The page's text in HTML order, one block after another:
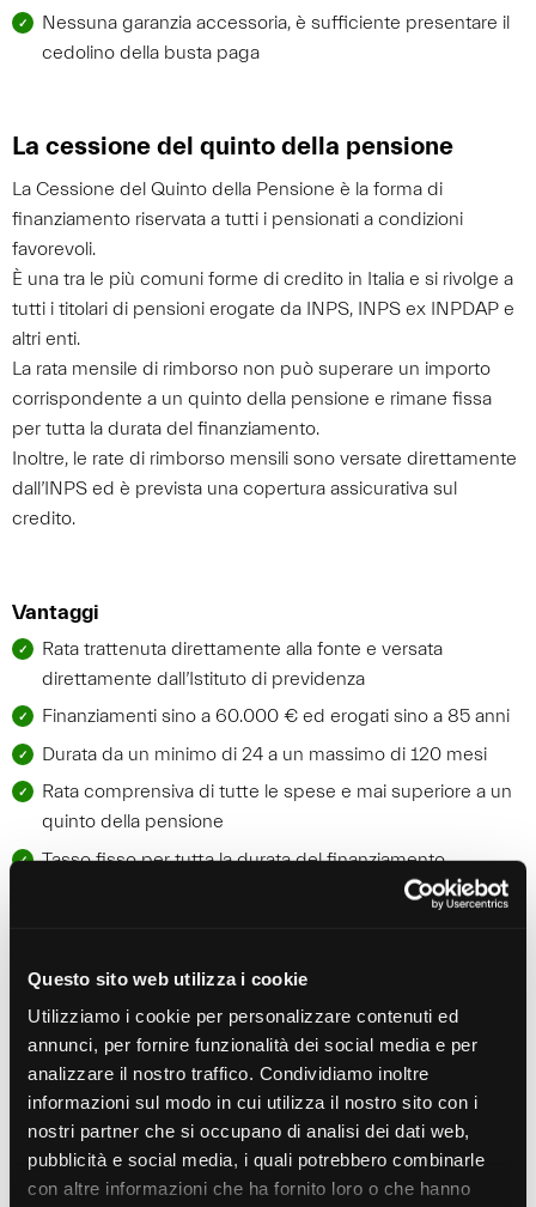
Questo sito web utilizza i cookie
Utilizziamo i cookie per personalizzare contenuti ed
annunci, per fornire funzionalità dei social media e per
analizzare il nostro traffico. Condividiamo inoltre
informazioni sul modo in cui utilizza il nostro sito con i
nostri partner che si occupano di analisi dei dati web,
pubblicità e social media, i quali potrebbero combinarle
con altre informazioni che ha fornito loro o che hanno
Nessuna garanzia accessoria, è sufficiente presentare il
cedolino della busta paga
La cessione del quinto della pensione
La Cessione del Quinto della Pensione è la forma di
finanziamento riservata a tutti i pensionati a condizioni
favorevoli.
È una tra le più comuni forme di credito in Italia e si rivolge a
tutti i titolari di pensioni erogate da INPS, INPS ex INPDAP e
altri enti.
La rata mensile di rimborso non può superare un importo
corrispondente a un quinto della pensione e rimane fissa
per tutta la durata del finanziamento.
Inoltre, le rate di rimborso mensili sono versate direttamente
dall’INPS ed è prevista una copertura assicurativa sul
credito.
Vantaggi
Rata trattenuta direttamente alla fonte e versata
direttamente dall’Istituto di previdenza
Finanziamenti sino a 60.000 € ed erogati sino a 85 anni
Durata da un minimo di 24 a un massimo di 120 mesi
Rata comprensiva di tutte le spese e mai superiore a un
quinto della pensione
Tasso fisso per tutta la durata del finanziamento
Coperture assicurative per i rischi inerenti al decesso
Delegazione di pagamento
Nata per soddisfare ulteriori esigenze di liquidità, la
Delegazione di Pagamento, più comunemente chiamata
Delega, permette a qualsiasi dipendente di poter richiedere